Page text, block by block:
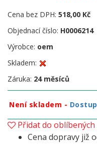
Cena bez DPH: 518,00 Kč
Objednací číslo: H0006214
Výrobce: oem
Skladem:
Záruka: 24 měsíců
Není skladem -
Přidat do
Cena dopravy již